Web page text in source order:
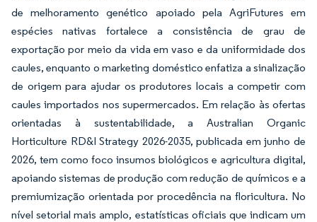
de melhoramento genético apoiado pela AgriFutures em
espécies nativas fortalece a consistência de grau de
exportação por meio da vida em vaso e da uniformidade dos
caules, enquanto o marketing doméstico enfatiza a sinalização
de origem para ajudar os produtores locais a competir com
caules importados nos supermercados. Em relação às ofertas
orientadas à sustentabilidade, a Australian Organic
Horticulture RD&I Strategy 2026-2035, publicada em junho de
2026, tem como foco insumos biológicos e agricultura digital,
apoiando sistemas de produção com redução de químicos e a
premiumização orientada por procedência na floricultura. No
nível setorial mais amplo, estatísticas oficiais que indicam um